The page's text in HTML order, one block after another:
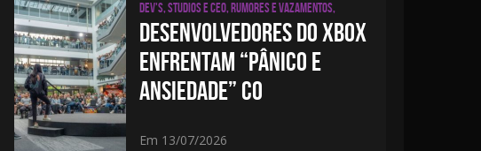
Dev's, studios e CEO, Rumores e Vazamentos,
DESENVOLVEDORES DO XBOX
ENFRENTAM “PÂNICO E
ANSIEDADE” CO
Em 13/07/2026